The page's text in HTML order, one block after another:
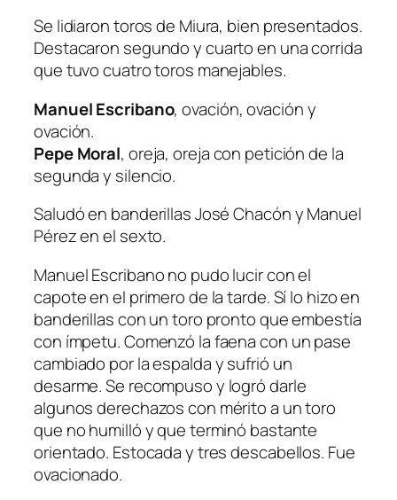
Se lidiaron toros de Miura, bien presentados.
Destacaron segundo y cuarto en una corrida
que tuvo cuatro toros manejables.
Manuel Escribano, ovación, ovación y
ovación.
Pepe Moral, oreja, oreja con petición de la
segunda y silencio.
Saludó en banderillas José Chacón y Manuel
Pérez en el sexto.
Manuel Escribano no pudo lucir con el
capote en el primero de la tarde. Sí lo hizo en
banderillas con un toro pronto que embestía
con ímpetu. Comenzó la faena con un pase
cambiado por la espalda y sufrió un
desarme. Se recompuso y logró darle
algunos derechazos con mérito a un toro
que no humilló y que terminó bastante
orientado. Estocada y tres descabellos. Fue
ovacionado.